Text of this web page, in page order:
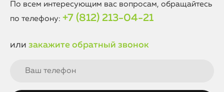
По всем интересующим вас вопросам, обращайтесь
по телефону: +7 (812) 213-04-21
или закажите обратный звонок